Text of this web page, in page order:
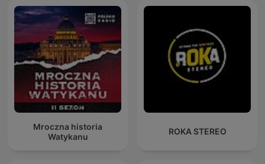
Mroczna historia
Watykanu
ROKA STEREO